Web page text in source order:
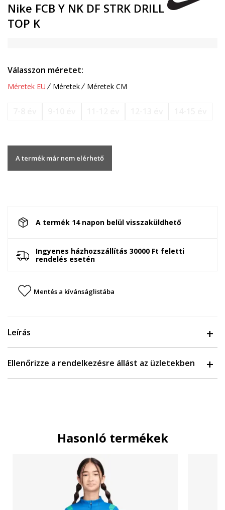
Nike FCB Y NK DF STRK DRILL
TOP K
Válasszon méretet:
Méretek EU Méretek Méretek CM
A termék már nem elérhető
A termék 14 napon belül visszaküldhető
Ingyenes házhozszállítás 30000 Ft feletti
rendelés esetén
Mentés a kívánságlistába
Leírás
Ellenőrizze a rendelkezésre állást az üzletekben
Hasonló termékek